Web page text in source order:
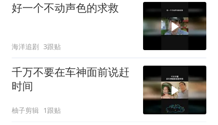
好一个不动声色的求救
海洋追剧 3跟贴
千万不要在车神面前说赶
时间
柚子剪辑 1跟贴